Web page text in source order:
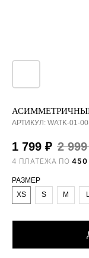
АРТИКУЛ: WATK-01-
1 799 ₽ 2 999
4 ПЛАТЕЖА ПО450
РАЗМЕР
XS
S M